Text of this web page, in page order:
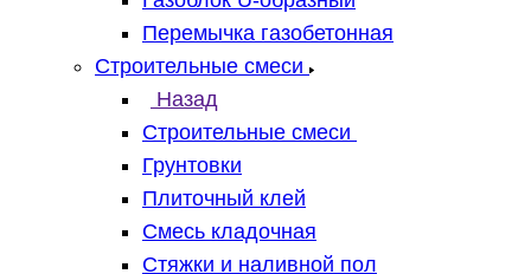
Перемычка газобетонная
Строительные смеси
Назад
Строительные смеси
Грунтовки
Плиточный клей
Смесь кладочная
Стяжки и наливной пол